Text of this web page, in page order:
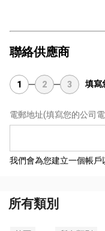
聯絡供應商
1 2 3 填寫
電郵地址(填寫您的公司
我們會為您建立一個帳戶
所有類別